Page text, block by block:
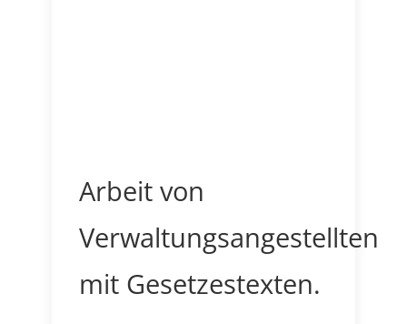
Arbeit von
Verwaltungsangestellten
mit Gesetzestexten.